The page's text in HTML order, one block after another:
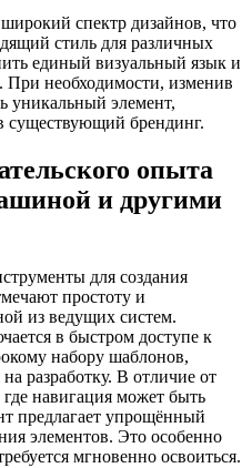
спектр дизайнов, что
стиль для различных
единый визуальный язык и
При необходимости, изменив
уникальный элемент,
существующий брендинг.
опыта
и другими
для создания
простоту и
из ведущих систем.
в быстром доступе к
набору шаблонов,
разработку. В отличие от
навигация может быть
предлагает упрощённый
элементов. Это особенно
мгновенно освоиться.